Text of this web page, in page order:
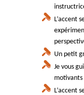
L’accent
Un petit
Je vous
motivants
L’accent